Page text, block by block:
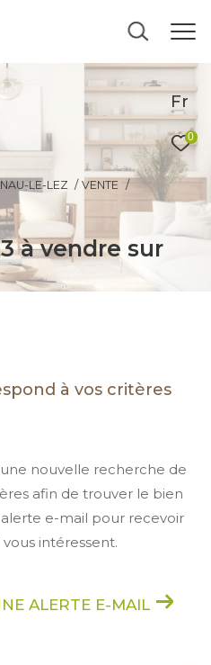
Fr
0
LE-LEZ
VENTE
à vos critères
nouvelle recherche de
afin de trouver le bien
e-mail pour recevoir
intéressent.
ALERTE E-MAIL